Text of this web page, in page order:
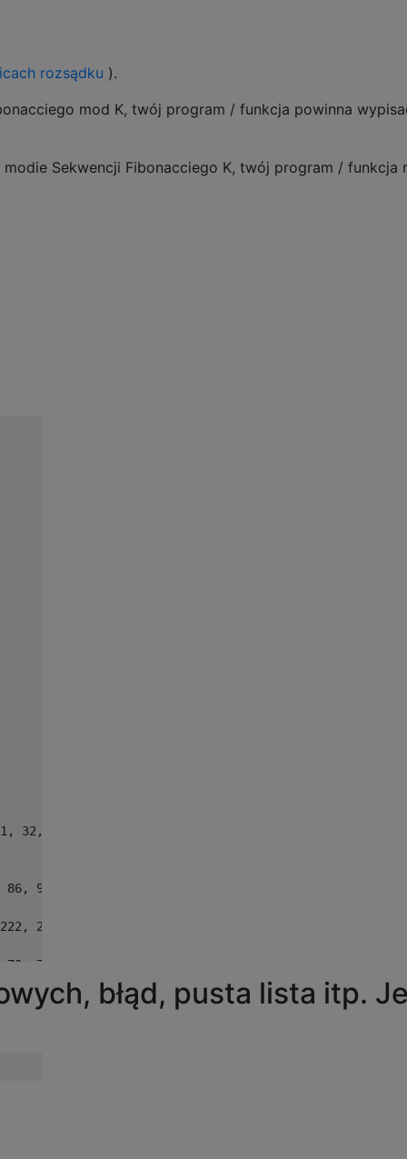
rozsądku ).
mod K, twój program / funkcja powinna
Sekwencji Fibonacciego K, twój program / funkcja
32, 33, 36]
94, 100, 102, 108, 110, 116, 118, 124, 126,
234, 246, 258, 270, 282, 294]
76, 78, 84, 86, 90, 92, 94, 100, 102, 106, 108,
błąd, pusta lista itp.